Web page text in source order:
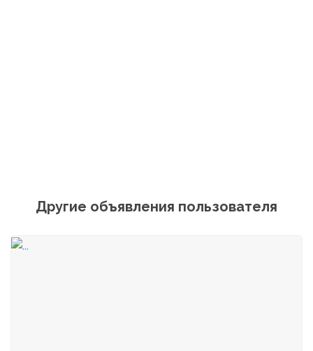
Другие объявления пользователя